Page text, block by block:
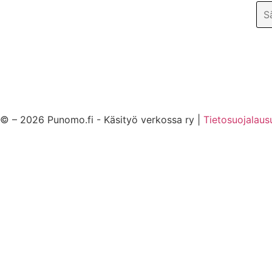
© – 2026 Punomo.fi - Käsityö verkossa ry |